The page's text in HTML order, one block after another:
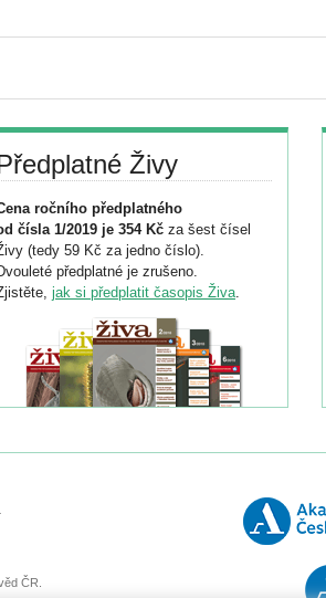
Živy
ročního předplatného
čísla 1/2019 je 354 Kč za šest čísel
(tedy 59 Kč za jedno číslo).
předplatné je zrušeno.
jak si předplatit časopis Živa.
ČR.